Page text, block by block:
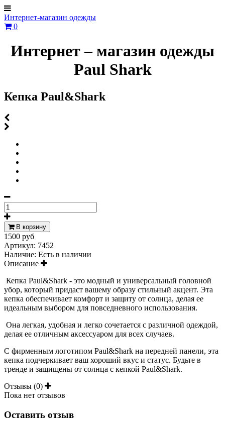
Интернет-магазин одежды
0
Интернет – магазин одежды
Paul Shark
Кепка Paul&Shark
В корзину
1500 руб
Артикул: 7452
Наличие: Есть в наличии
Описание
Кепка Paul&Shark - это модный и универсальный головной
убор, который придаст вашему образу стильный акцент. Эта
кепка обеспечивает комфорт и защиту от солнца, делая ее
идеальным выбором для повседневного использования.
Она легкая, удобная и легко сочетается с различной одеждой,
делая ее отличным аксессуаром для всех случаев.
С фирменным логотипом Paul&Shark на передней панели, эта
кепка подчеркивает ваш хороший вкус и статус. Будьте в
тренде и защищены от солнца с кепкой Paul&Shark.
Отзывы (0)
Пока нет отзывов
Оставить отзыв